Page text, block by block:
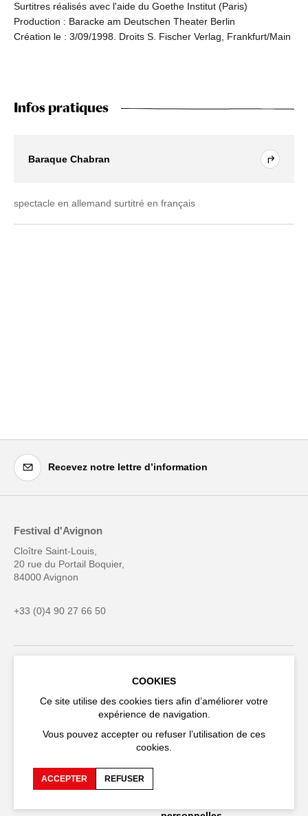
Surtitres réalisés avec l'aide du Goethe Institut (Paris)
Production : Baracke am Deutschen Theater Berlin
Création le : 3/09/1998. Droits S. Fischer Verlag, Frankfurt/Main
Infos pratiques
Baraque Chabran
spectacle en allemand surtitré en français
Recevez notre lettre d’information
Festival d'Avignon
Cloître Saint-Louis,
20 rue du Portail Boquier,
84000 Avignon
+33 (0)4 90 27 66 50
FAQ
Recrutements et appels
Espace production
Espace presse Espace compagnies
COOKIES
Ce site utilise des cookies tiers afin d’améliorer votre
expérience de navigation.
Vous pouvez accepter ou refuser l’utilisation de ces
cookies.
ACCEPTER REFUSER